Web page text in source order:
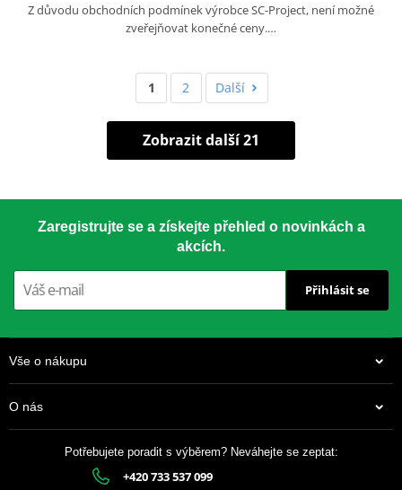
Z důvodu obchodních podmínek výrobce SC-Project, není možné
zveřejňovat konečné ceny.…
1 2 Další
Zobrazit další 21
Zaregistrujte se a získejte přehled o novinkách a
akcích.
Přihlásit se
Vše o nákupu
O nás
Potřebujete poradit s výběrem? Neváhejte se zeptat:
+420 733 537 099